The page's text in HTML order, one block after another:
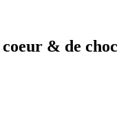
coeur & de choc